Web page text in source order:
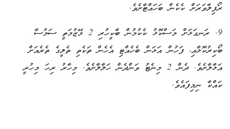
ރޯފިލާވަރަށް ކެކެން ބަހައްޓާށެވެ.
9. ރަނގަޅަށް މަސްކޮޅު ކެކުމުން ބާކީހުރި 2 މޭޒުމަތީ ސަމުސާ
ބޯކިރުކޮޅާއި، ފަހުން އަޅަން ބެހެއްޓި އެހެން ތަކެތި ތެލީގެ ތެރެއަށް
އަޅާލާށެވެ.
ދެން 2 މިނެޓު ވަންދެން ހަލާލާށެވެ. މިހާރު ރިހަ މިހުރީ
ކައްކާ ނިމިފައެވެ.